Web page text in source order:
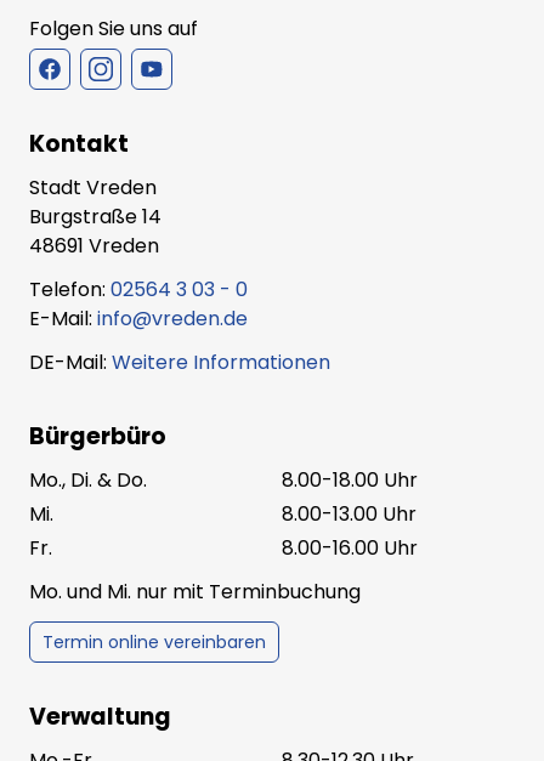
Folgen Sie uns auf
Kontakt
Stadt Vreden
Burgstraße 14
48691 Vreden
Telefon: 02564 3 03 - 0
E-Mail: info@vreden.de
DE-Mail: Weitere Informationen
Bürgerbüro
Mo., Di. & Do.
8.00-18.00 Uhr
Mi.
8.00-13.00 Uhr
Fr.
8.00-16.00 Uhr
Mo. und Mi. nur mit Terminbuchung
Termin online vereinbaren
Verwaltung